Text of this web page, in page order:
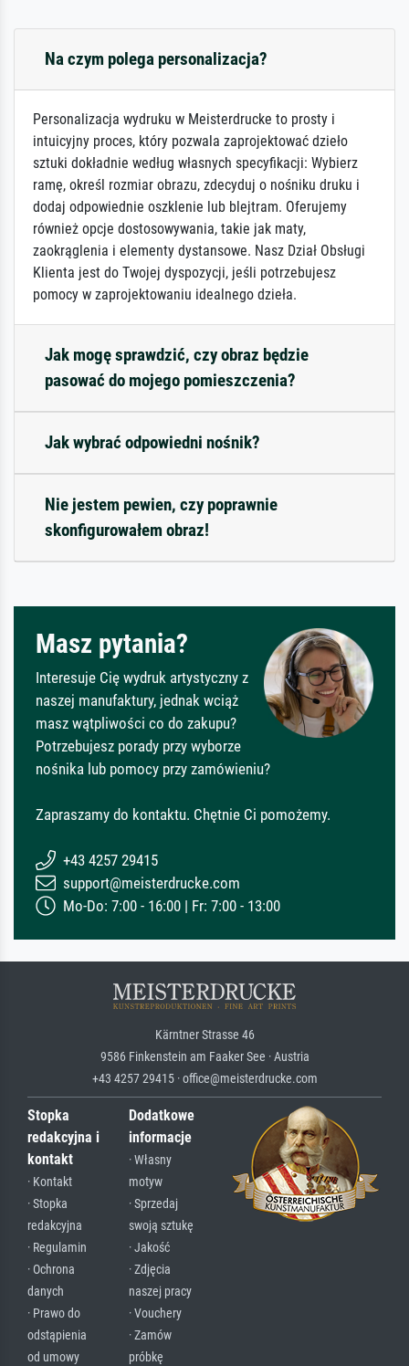
Na czym polega personalizacja?
Personalizacja wydruku w Meisterdrucke to prosty i
intuicyjny proces, który pozwala zaprojektować dzieło
sztuki dokładnie według własnych specyfikacji: Wybierz
ramę, określ rozmiar obrazu, zdecyduj o nośniku druku i
dodaj odpowiednie oszklenie lub blejtram. Oferujemy
również opcje dostosowywania, takie jak maty,
zaokrąglenia i elementy dystansowe. Nasz Dział Obsługi
Klienta jest do Twojej dyspozycji, jeśli potrzebujesz
pomocy w zaprojektowaniu idealnego dzieła.
Jak mogę sprawdzić, czy obraz będzie
pasować do mojego pomieszczenia?
Jak wybrać odpowiedni nośnik?
Nie jestem pewien, czy poprawnie
skonfigurowałem obraz!
Masz pytania?
Interesuje Cię wydruk artystyczny z
naszej manufaktury, jednak wciąż
masz wątpliwości co do zakupu?
Potrzebujesz porady przy wyborze
nośnika lub pomocy przy zamówieniu?
Zapraszamy do kontaktu. Chętnie Ci pomożemy.
+43 4257 29415
support@meisterdrucke.com
Mo-Do: 7:00 - 16:00 | Fr: 7:00 - 13:00
Kärntner Strasse 46
9586 Finkenstein am Faaker See · Austria
+43 4257 29415 · office@meisterdrucke.com
Stopka
redakcyjna i
kontakt
· Kontakt
· Stopka
redakcyjna
· Regulamin
· Ochrona
danych
· Prawo do
odstąpienia
od umowy
Dodatkowe
informacje
· Własny
motyw
· Sprzedaj
swoją sztukę
· Jakość
· Zdjęcia
naszej pracy
· Vouchery
· Zamów
próbkę